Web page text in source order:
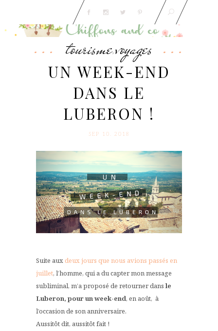
tourisme,voyages
UN WEEK-END
DANS LE
LUBERON !
SEP 10. 2018
Suite auxdeux jours que nous avions passés en
juillet, l’homme, qui a du capter mon message
subliminal, m’a proposé de retourner dans le
Luberon, pour un week-end, en août, à
l’occasion de son anniversaire.
Aussitôt dit, aussitôt fait !